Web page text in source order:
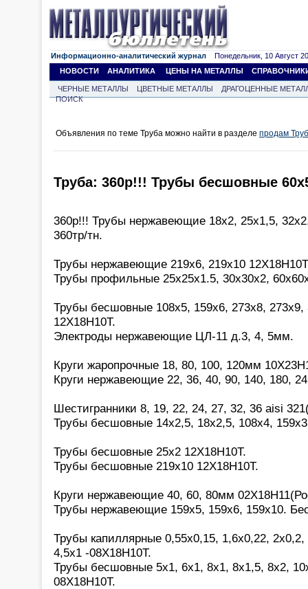
Информационно-аналитический журнал Понедельник, 10 Август
НОВОСТИ
АНАЛИТИКА ЦЕНЫ НА МЕТАЛЛЫ
ЧЕРНЫЕ МЕТАЛЛЫ ЦВЕТНЫЕ МЕТАЛЛЫ
ДРАГОЦЕННЫЕ
ПОИСК
Объявления по теме Труба можно найти в разделе продам
Труба: 360р!!! Трубы бесшовные
360р!!! Трубы нержавеющие 18х2, 25х1,5,
360тр/тн.
Трубы нержавеющие 219х6, 219х10
Трубы профильные 25х25х1.5, 30х30х2,
Трубы бесшовные 108х5, 159х6, 273х8, 273х9,
12Х18Н10Т.
Электроды нержавеющие ЦЛ-11 д.3, 4, 5мм.
Круги жаропрочные 18, 80, 100, 120мм
Круги нержавеющие 22, 36, 40, 90, 140, 180,
Шестигранники 8, 19, 22, 24, 27, 32, 36 aisi
Трубы бесшовные 14х2,5, 18х2,5, 108х4,
Трубы бесшовные 25х2 12Х18Н10Т.
Трубы бесшовные 219х10 12Х18Н10Т.
Круги нержавеющие 40, 60, 80мм
Трубы нержавеющие 159х5, 159х6, 159х10.
Трубы капиллярные 0,55х0,15, 1,6х0,22,
4,5х1 -08Х18Н10Т.
Трубы бесшовные 5х1, 6х1, 8х1, 8х1,5, 8х2,
08Х18Н10Т.